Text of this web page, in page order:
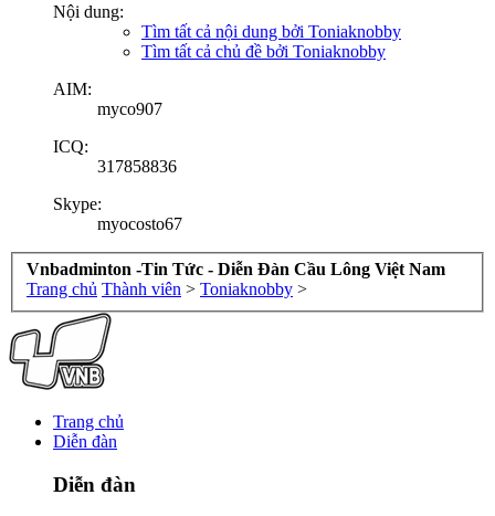
Nội dung:
Tìm tất cả nội dung bởi Toniaknobby
Tìm tất cả chủ đề bởi Toniaknobby
AIM:
myco907
ICQ:
317858836
Skype:
myocosto67
Vnbadminton -Tin Tức - Diễn Đàn Cầu Lông Việt Nam
Trang chủ Thành viên > Toniaknobby >
Trang chủ
Diễn đàn
Diễn đàn